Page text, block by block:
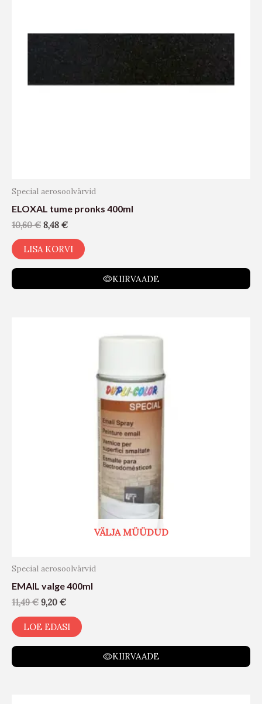
Special aerosoolvärvid
ELOXAL tume pronks 400ml
10,60€ 8,48 €
LISA KORVI
KIIRVAADE
VÄLJA MÜÜDUD
Special aerosoolvärvid
EMAIL valge 400ml
11,49€ 9,20 €
LOE EDASI
KIIRVAADE